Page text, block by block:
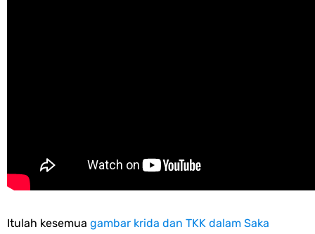
Itulah kesemua gambar krida dan TKK dalam Saka